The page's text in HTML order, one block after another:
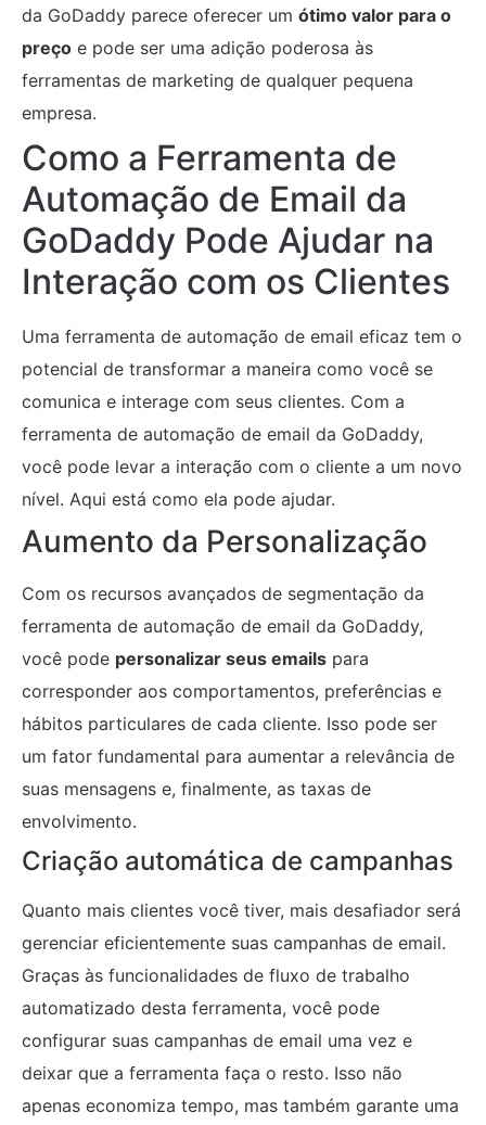
da GoDaddy parece oferecer um ótimo valor para o
preço e pode ser uma adição poderosa às
ferramentas de marketing de qualquer pequena
empresa.
Como a Ferramenta de
Automação de Email da
GoDaddy Pode Ajudar na
Interação com os Clientes
Uma ferramenta de automação de email eficaz tem o
potencial de transformar a maneira como você se
comunica e interage com seus clientes. Com a
ferramenta de automação de email da GoDaddy,
você pode levar a interação com o cliente a um novo
nível. Aqui está como ela pode ajudar.
Aumento da Personalização
Com os recursos avançados de segmentação da
ferramenta de automação de email da GoDaddy,
você pode personalizar seus emails para
corresponder aos comportamentos, preferências e
hábitos particulares de cada cliente. Isso pode ser
um fator fundamental para aumentar a relevância de
suas mensagens e, finalmente, as taxas de
envolvimento.
Criação automática de campanhas
Quanto mais clientes você tiver, mais desafiador será
gerenciar eficientemente suas campanhas de email.
Graças às funcionalidades de fluxo de trabalho
automatizado desta ferramenta, você pode
configurar suas campanhas de email uma vez e
deixar que a ferramenta faça o resto. Isso não
apenas economiza tempo, mas também garante uma